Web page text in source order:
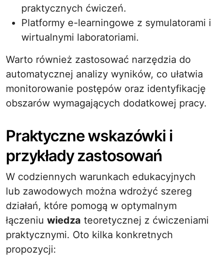
praktycznych ćwiczeń.
Platformy e-learningowe z symulatorami i
wirtualnymi laboratoriami.
Warto również zastosować narzędzia do
automatycznej analizy wyników, co ułatwia
monitorowanie postępów oraz identyfikację
obszarów wymagających dodatkowej pracy.
Praktyczne wskazówki i
przykłady zastosowań
W codziennych warunkach edukacyjnych
lub zawodowych można wdrożyć szereg
działań, które pomogą w optymalnym
łączeniu wiedza teoretycznej z ćwiczeniami
praktycznymi. Oto kilka konkretnych
propozycji: